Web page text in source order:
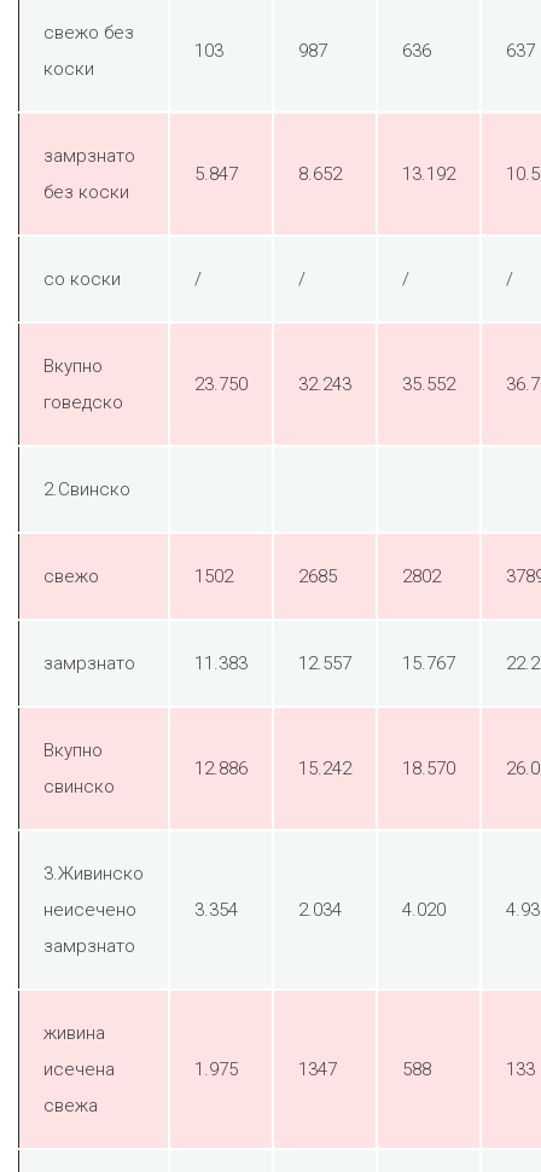
свежо без
коски
103 987 636 637
замрзнато
без коски
5.847 8.652 13.192
со коски / / / /
Вкупно
говедско
23.750 32.243 35.552
2.Свинско
свежо 1502 2685 2802
замрзнато 11.383 12.557 15.767
Вкупно
свинско
12.886 15.242 18.570
3.Живинско
неисечено
замрзнато
3.354 2.034 4.020
живина
исечена
свежа
1.975 1347 588 133